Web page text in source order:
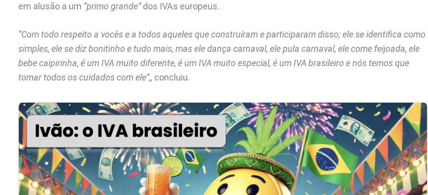
em alusão a um “primo grande”dos IVAs europeus.
“Com todo respeito a vocês e a todos aqueles que construíram e participaram disso; ele se identifica como
simples, ele se diz bonitinho e tudo mais, mas ele dança carnaval, ele pula carnaval, ele come feijoada, ele
bebe caipirinha, é um IVA muito diferente, é um IVA muito especial, é um IVA brasileiro e nós temos que
tomar todos os cuidados com ele”,, concluiu.